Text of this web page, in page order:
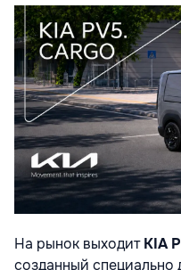
На рынок выходитKIA
созданный специально